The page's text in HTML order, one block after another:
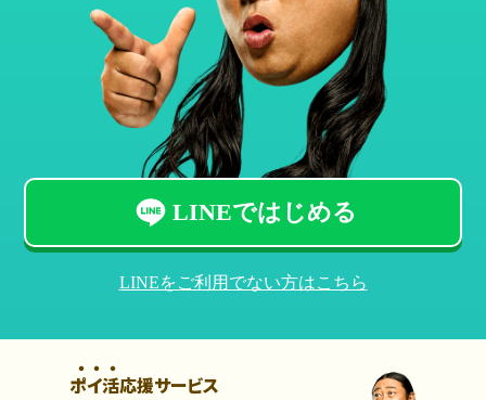
LINEではじめる
LINEをご利用でない方はこちら
ポイ活応援サービス